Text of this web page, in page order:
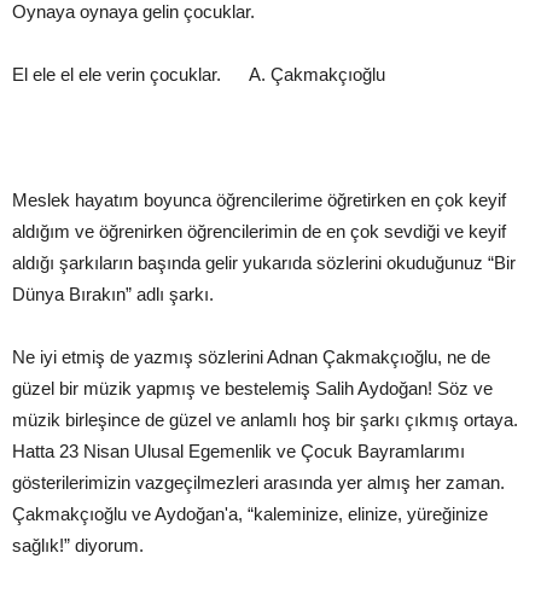
Oynaya oynaya gelin çocuklar.
El ele el ele verin çocuklar. A. Çakmakçıoğlu
Meslek hayatım boyunca öğrencilerime öğretirken en çok keyif
aldığım ve öğrenirken öğrencilerimin de en çok sevdiği ve keyif
aldığı şarkıların başında gelir yukarıda sözlerini okuduğunuz “Bir
Dünya Bırakın” adlı şarkı.
Ne iyi etmiş de yazmış sözlerini Adnan Çakmakçıoğlu, ne de
güzel bir müzik yapmış ve bestelemiş Salih Aydoğan! Söz ve
müzik birleşince de güzel ve anlamlı hoş bir şarkı çıkmış ortaya.
Hatta 23 Nisan Ulusal Egemenlik ve Çocuk Bayramlarımı
gösterilerimizin vazgeçilmezleri arasında yer almış her zaman.
Çakmakçıoğlu ve Aydoğan'a, “kaleminize, elinize, yüreğinize
sağlık!” diyorum.